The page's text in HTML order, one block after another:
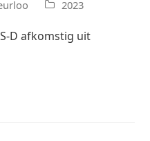
2023
D afkomstig uit